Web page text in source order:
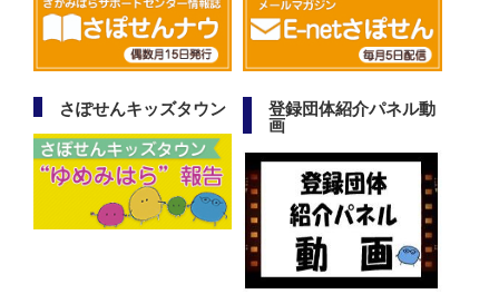
さぽせんキッズタウン
登録団体紹介パネル動
画